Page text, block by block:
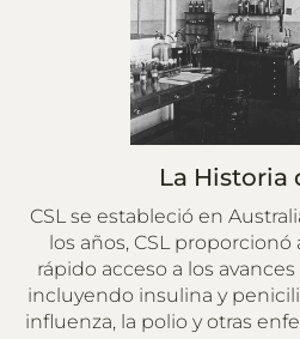
La Historia
CSL se estableció en
los años, CSL
rápido acceso a los
incluyendo insulina y
influenza, la polio y otras